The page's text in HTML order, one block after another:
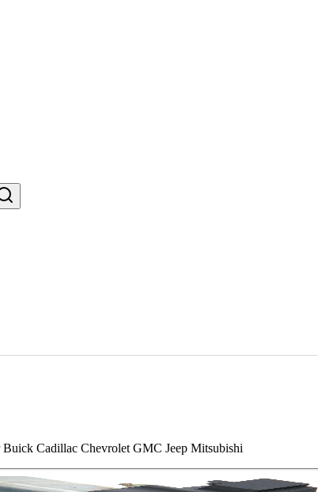
Cadillac Chevrolet GMC Jeep Mitsubishi